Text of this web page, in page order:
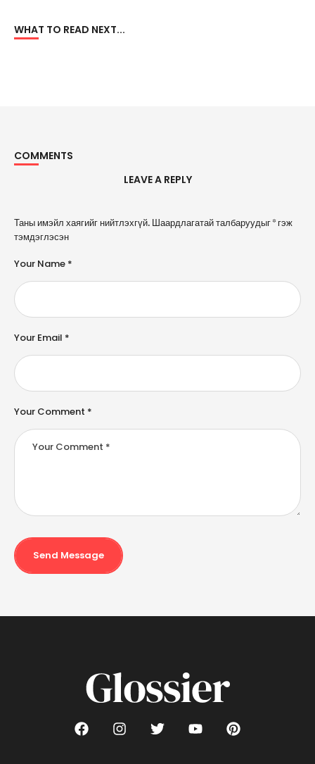
WHAT TO READ NEXT...
COMMENTS
LEAVE A REPLY
Таны имэйл хаягийг нийтлэхгүй. Шаардлагатай талбаруудыг*гэж
тэмдэглэсэн
Your Comment *
Your Name *
Your Email *
Send Message
A
l
e
n
a
ti
e